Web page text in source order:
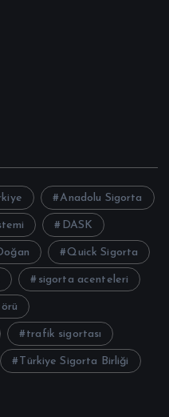
Anadolu Sigorta
DASK
Quick Sigorta
sigorta acenteleri
trafik sigortası
Türkiye Sigorta Birliği